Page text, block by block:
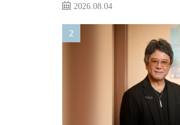
2026.08.04